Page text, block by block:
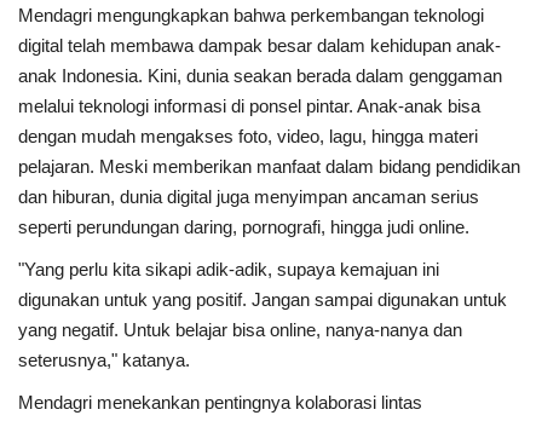
Mendagri mengungkapkan bahwa perkembangan teknologi
digital telah membawa dampak besar dalam kehidupan anak-
anak Indonesia. Kini, dunia seakan berada dalam genggaman
melalui teknologi informasi di ponsel pintar. Anak-anak bisa
dengan mudah mengakses foto, video, lagu, hingga materi
pelajaran. Meski memberikan manfaat dalam bidang pendidikan
dan hiburan, dunia digital juga menyimpan ancaman serius
seperti perundungan daring, pornografi, hingga judi online.
"Yang perlu kita sikapi adik-adik, supaya kemajuan ini
digunakan untuk yang positif. Jangan sampai digunakan untuk
yang negatif. Untuk belajar bisa online, nanya-nanya dan
seterusnya," katanya.
Mendagri menekankan pentingnya kolaborasi lintas